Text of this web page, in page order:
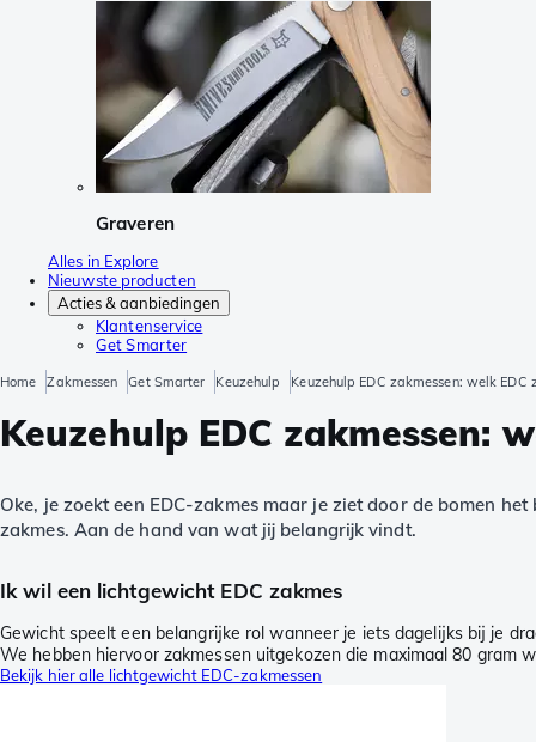
Graveren
Alles in Explore
Nieuwste producten
Acties & aanbiedingen
Klantenservice
Get Smarter
Home Zakmessen Get Smarter Keuzehulp Keuzehulp EDC zakmessen: welk EDC
Keuzehulp EDC zakmessen:
Oke, je zoekt een EDC-zakmes maar je ziet door de bomen
zakmes. Aan de hand van wat jij belangrijk vindt.
Ik wil een lichtgewicht EDC zakmes
Gewicht speelt een belangrijke rol wanneer je iets dagelijks bij je
We hebben hiervoor zakmessen uitgekozen die maximaal 80 gram
Bekijk hier alle lichtgewicht EDC-zakmessen